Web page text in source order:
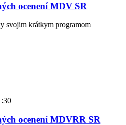
ocenení MDV SR
svojim krátkym programom
ocenení MDVRR SR